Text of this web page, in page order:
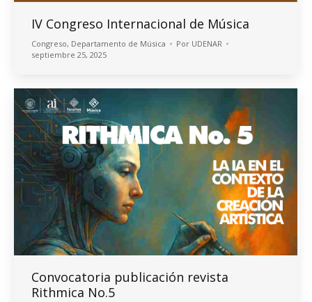
IV Congreso Internacional de Música
Congreso, Departamento de Música Por UDENAR
septiembre 25, 2025
Convocatoria publicación revista
Rithmica No.5